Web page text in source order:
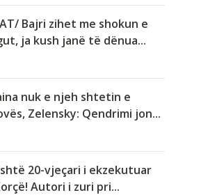
Bajri zihet me shokun e
ja kush janë të dënua...
nuk e njeh shtetin e
Zelensky: Qendrimi jon...
20-vjeçari i ekzekutuar
Autori i zuri pri...